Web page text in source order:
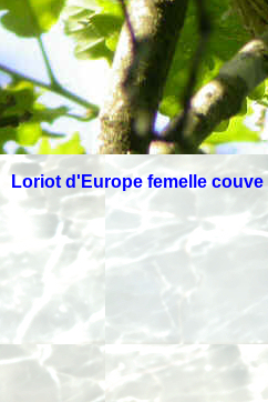
Loriot d'Europe femelle